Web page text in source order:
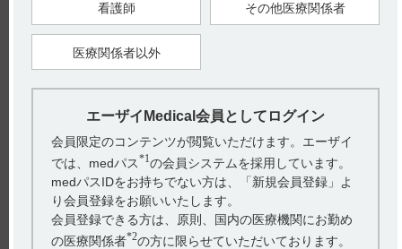
■禁忌内容とその理由（引用2）
（解説）
2.1 重篤な過敏症が発現する可能性があることから設定した。
2.2 ラット及びウサギにおいて胚毒性・催奇形性が確認されて
いることから設定した。外国 008 試験において投与終了後に妊
娠が判明し自然流産となった症例が報告されている。
【引用】
1）レンビマカプセル4mg･10mg電子添文 2024年2月改訂（第5
版） 2.禁忌
2）レンビマカプセル4mg･10mgインタビューフォーム 2024年2
月改訂（第14版） VIII．安全性（使用上の注意等）に関する項
目2．禁忌内容とその理由
【更新年月】
2024年9月
看護師 その他医療関係者
医療関係者以外
エーザイMedical会員としてログイン
会員限定のコンテンツが閲覧いただけます。エーザイ
では、medパス*1の会員システムを採用しています。
medパスIDをお持ちでない方は、「新規会員登録」よ
り会員登録をお願いいたします。
会員登録できる方は、原則、国内の医療機関にお勤め
の医療関係者*2の方に限らせていただいております。